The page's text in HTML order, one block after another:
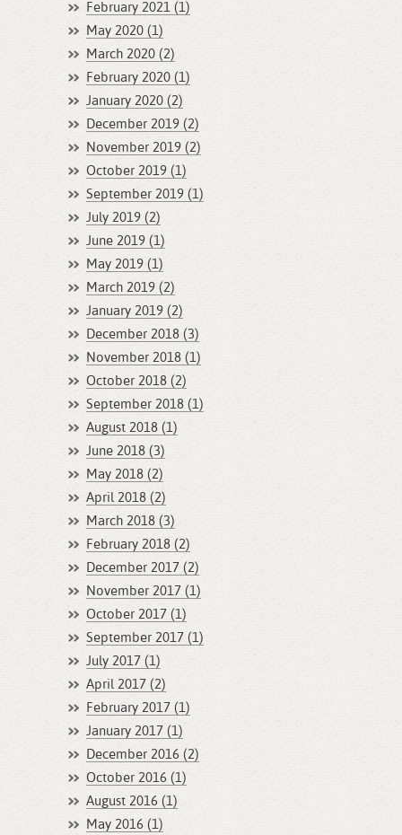
February 2021 (1)
May 2020 (1)
March 2020 (2)
February 2020 (1)
January 2020 (2)
December 2019 (2)
November 2019 (2)
October 2019 (1)
September 2019 (1)
July 2019 (2)
June 2019 (1)
May 2019 (1)
March 2019 (2)
January 2019 (2)
December 2018 (3)
November 2018 (1)
October 2018 (2)
September 2018 (1)
August 2018 (1)
June 2018 (3)
May 2018 (2)
April 2018 (2)
March 2018 (3)
February 2018 (2)
December 2017 (2)
November 2017 (1)
October 2017 (1)
September 2017 (1)
July 2017 (1)
April 2017 (2)
February 2017 (1)
January 2017 (1)
December 2016 (2)
October 2016 (1)
August 2016 (1)
May 2016 (1)